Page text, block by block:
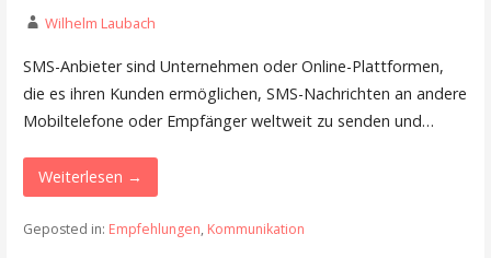
Wilhelm Laubach
SMS-Anbieter sind Unternehmen oder Online-Plattformen,
die es ihren Kunden ermöglichen, SMS-Nachrichten an andere
Mobiltelefone oder Empfänger weltweit zu senden und…
Weiterlesen →
Geposted in: Empfehlungen, Kommunikation